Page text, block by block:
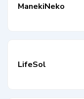
ManekiNeko
LifeSol